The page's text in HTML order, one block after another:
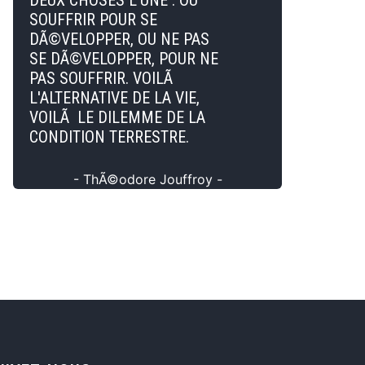
SOUFFRIR POUR SE
DÃ©VELOPPER, OU NE PAS
SE DÃ©VELOPPER, POUR NE
PAS SOUFFRIR. VOILÃ
L'ALTERNATIVE DE LA VIE,
VOILÃ LE DILEMME DE LA
CONDITION TERRESTRE.
- ThÃ©odore Jouffroy -